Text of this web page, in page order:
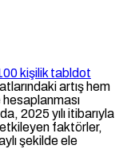
kişilik tabldot
artış hem
2025 yılı itibarıyla
faktörler,
şekilde ele